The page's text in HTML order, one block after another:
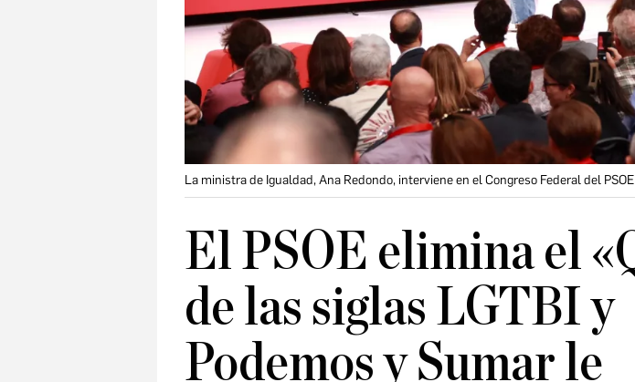
La ministra de Igualdad, Ana Redondo, interviene en el Congreso Federal del PSOE
El PSOE elimina el
de las siglas LGTBI y
Podemos y Sumar le